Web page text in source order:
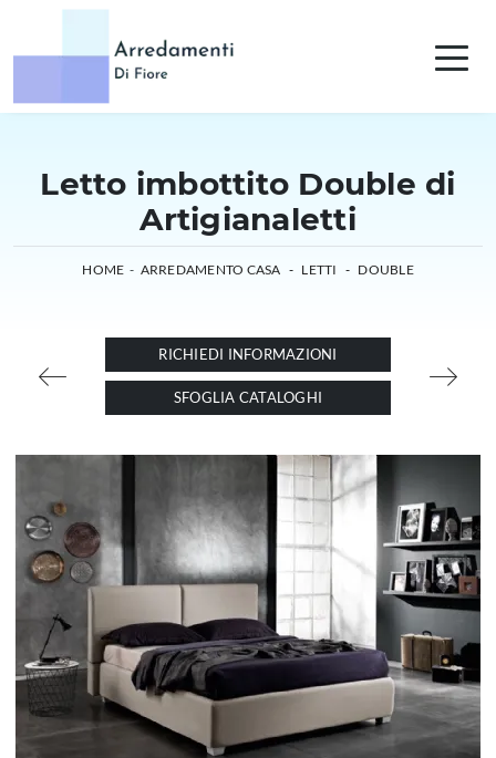
Letto imbottito Double di
Artigianaletti
HOME - ARREDAMENTO CASA - LETTI - DOUBLE
RICHIEDI INFORMAZIONI
SFOGLIA CATALOGHI